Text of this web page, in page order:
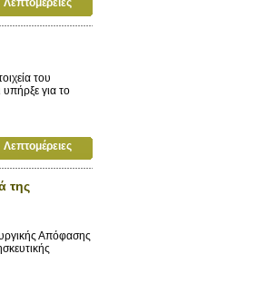
του
για το
Λεπτομέρειες
της
Απόφασης